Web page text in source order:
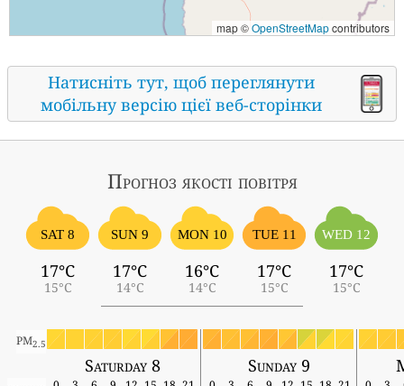
map ©OpenStreetMapcontributors
Натисніть тут, щоб переглянути
мобільну версію цієї веб-сторінки
Прогноз якості повітря
SAT 8
17°C
15°C
SUN 9
17°C
14°C
MON 10
16°C
14°C
TUE 11
17°C
15°C
WED 12
17°C
15°C
PM2.5
Saturday 8 Sunday 9